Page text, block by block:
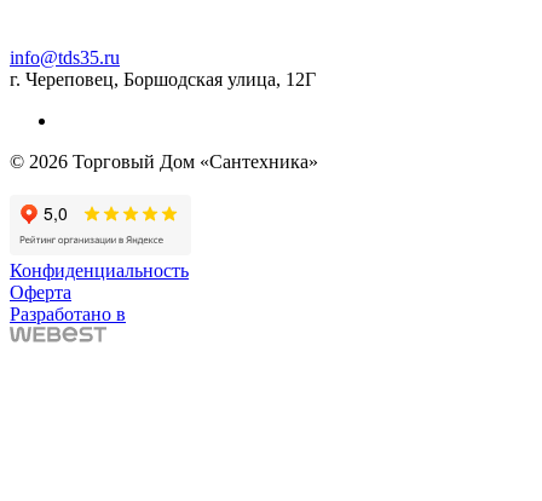
info@tds35.ru
г. Череповец, Боршодская улица, 12Г
© 2026 Торговый Дом «Сантехника»
Конфиденциальность
Оферта
Разработано в